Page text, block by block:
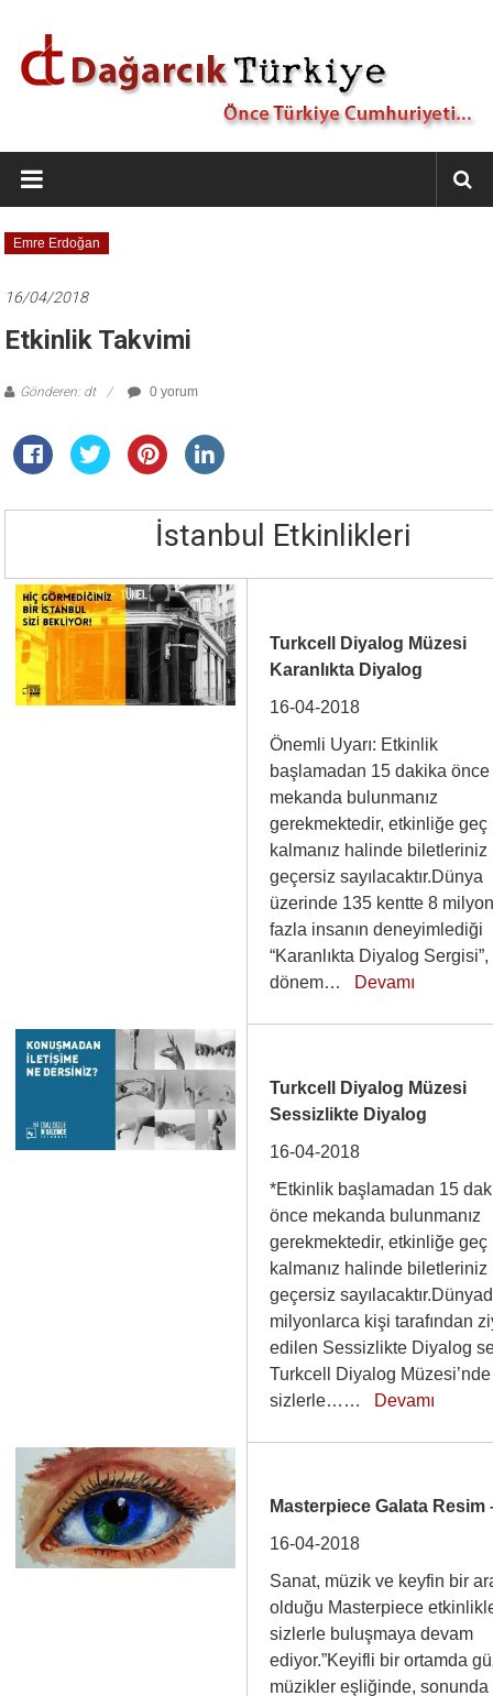
Dağarcık
Türkiye
Önce
Türkiye
Emre Erdoğan
16/04/2018
Etkinlik Takvimi
Gönderen: dt 0 yorum
İstanbul Etkinlikleri
Turkcell Diyalog Müzesi
Karanlıkta Diyalog
16-04-2018
Önemli Uyarı: Etkinlik
başlamadan 15 dakika önce
mekanda bulunmanız
gerekmektedir, etkinliğe geç
kalmanız halinde biletleriniz
geçersiz sayılacaktır.Dünya
üzerinde 135 kentte 8
fazla insanın deneyimlediği
“Karanlıkta Diyalog
dönem… Devamı
Turkcell Diyalog Müzesi
Sessizlikte Diyalog
16-04-2018
*Etkinlik başlamadan 15
önce mekanda bulunmanız
gerekmektedir, etkinliğe geç
kalmanız halinde biletleriniz
geçersiz
milyonlarca kişi tarafından
edilen Sessizlikte Diyalog
Turkcell Diyalog Müzesi’nde
sizlerle…… Devamı
Masterpiece Galata Resim
16-04-2018
Sanat, müzik ve keyfin bir
olduğu Masterpiece
sizlerle buluşmaya devam
ediyor.”Keyifli bir ortamda
müzikler eşliğinde, sonunda